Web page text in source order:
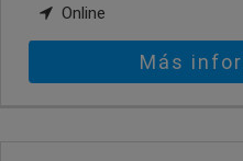
Online
Más